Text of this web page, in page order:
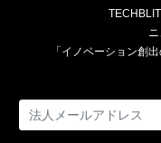
「イノベーション創